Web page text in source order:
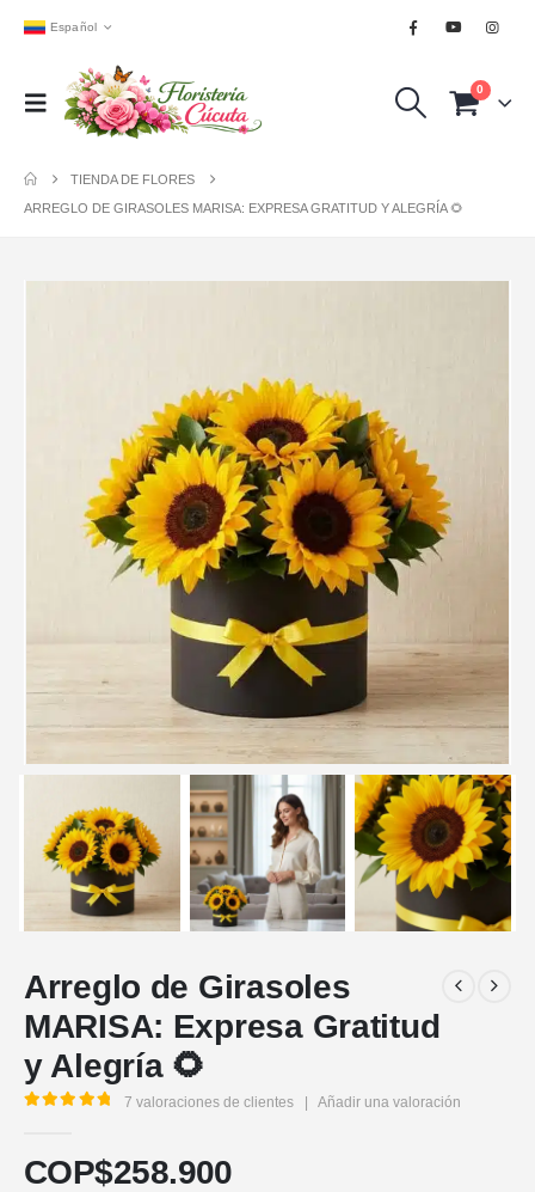
Español
0
TIENDA DE FLORES
ARREGLO DE GIRASOLES MARISA: EXPRESA GRATITUD Y ALEGRÍA 🌻
Arreglo de Girasoles
MARISA: Expresa Gratitud
y Alegría 🌻
7 valoraciones de clientes | Añadir una valoración
COP$258.900